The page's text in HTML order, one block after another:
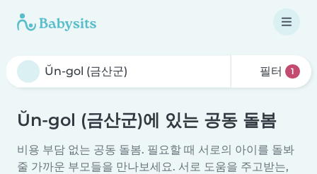
필터 1
Ŭn-gol (금산군)에 있는 공동 돌봄
비용 부담 없는 공동 돌봄. 필요할 때 서로의 아이를 돌봐
줄 가까운 부모들을 만나보세요. 서로 도움을 주고받는,